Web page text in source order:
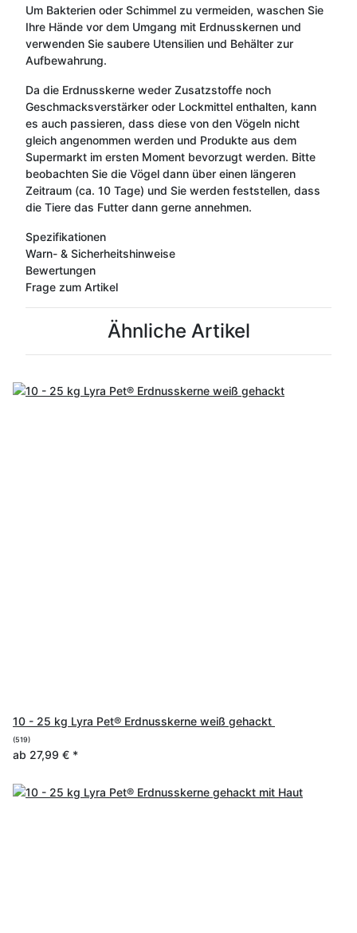
Um Bakterien oder Schimmel zu vermeiden, waschen Sie
Ihre Hände vor dem Umgang mit Erdnusskernen und
verwenden Sie saubere Utensilien und Behälter zur
Aufbewahrung.
Da die Erdnusskerne weder Zusatzstoffe noch
Geschmacksverstärker oder Lockmittel enthalten, kann
es auch passieren, dass diese von den Vögeln nicht
gleich angenommen werden und Produkte aus dem
Supermarkt im ersten Moment bevorzugt werden. Bitte
beobachten Sie die Vögel dann über einen längeren
Zeitraum (ca. 10 Tage) und Sie werden feststellen, dass
die Tiere das Futter dann gerne annehmen.
Spezifikationen
Warn- & Sicherheitshinweise
Bewertungen
Frage zum Artikel
Ähnliche Artikel
10 - 25 kg Lyra Pet® Erdnusskerne weiß gehackt
(519)
ab 27,99 € *